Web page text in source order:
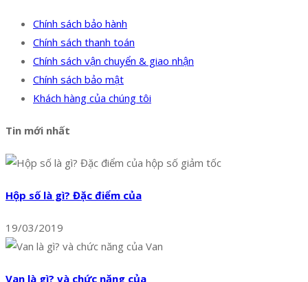
Chính sách bảo hành
Chính sách thanh toán
Chính sách vận chuyển & giao nhận
Chính sách bảo mật
Khách hàng của chúng tôi
Tin mới nhất
Hộp số là gì? Đặc điểm của
19/03/2019
Van là gì? và chức năng của